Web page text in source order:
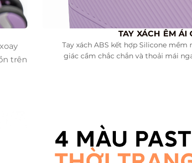
trên
TAY XÁCH ÊM ÁI
Tay xách ABS kết hợp Silicone
giác cầm chắc chắn và thoải mái